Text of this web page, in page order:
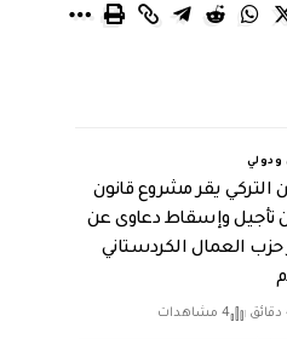
ودولي
التركي يقر مشروع قانون
تأجيل وإسقاط دعاوى عن
العمال الكردستاني
4 مشاهدات